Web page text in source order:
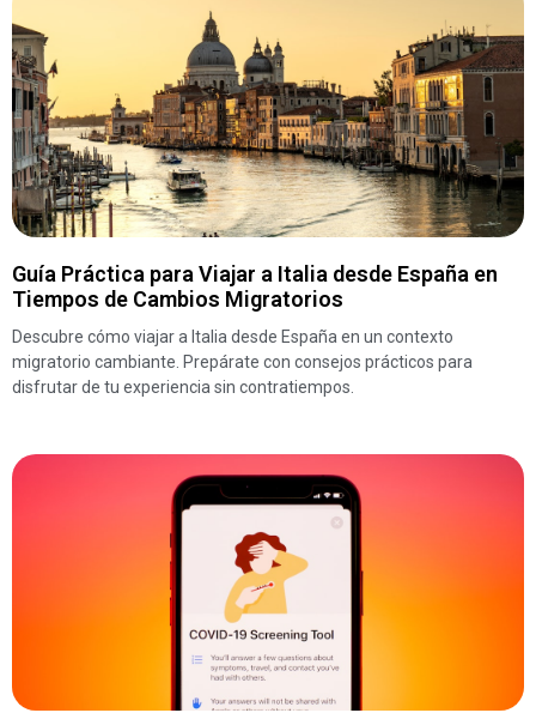
Guía Práctica para Viajar a Italia desde España en
Tiempos de Cambios Migratorios
Descubre cómo viajar a Italia desde España en un contexto
migratorio cambiante. Prepárate con consejos prácticos para
disfrutar de tu experiencia sin contratiempos.